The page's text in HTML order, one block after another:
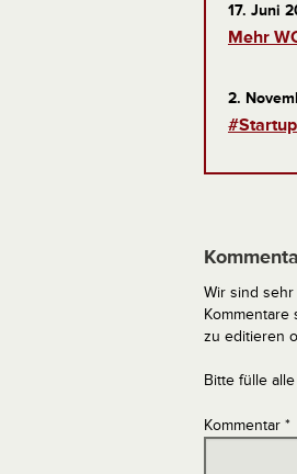
17. Juni
Mehr
2.
Wir sind
zu editieren
Bitte fülle
Kommentar *